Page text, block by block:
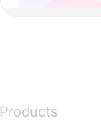
Products